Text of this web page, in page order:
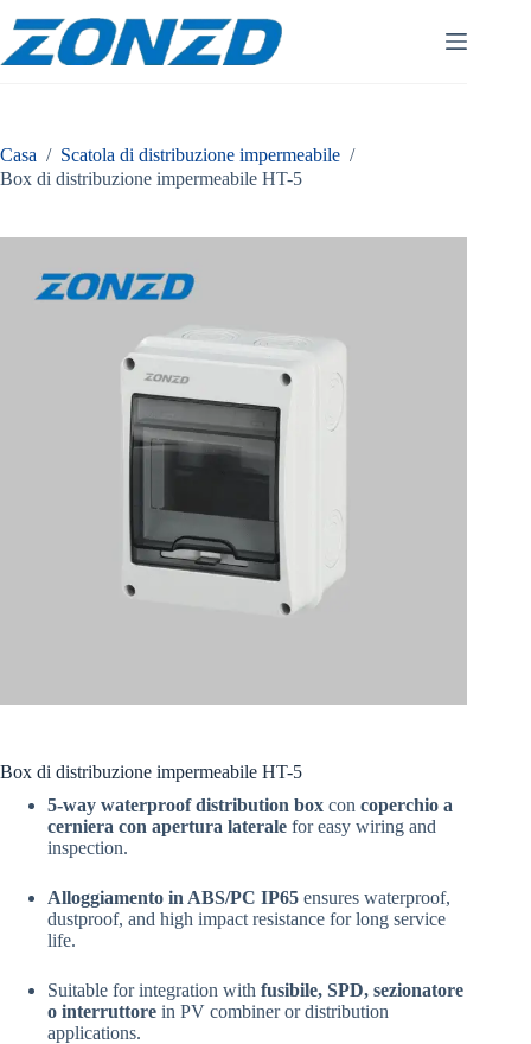
contenuto
Casa / Scatola di distribuzione impermeabile /
Box di distribuzione impermeabile HT-5
Box di distribuzione impermeabile HT-5
5-way waterproof distribution box con coperchio a
cerniera con apertura laterale for easy wiring and
inspection.
Alloggiamento in ABS/PC IP65 ensures waterproof,
dustproof, and high impact resistance for long service
life.
Suitable for integration with fusibile, SPD, sezionatore
o interruttore in PV combiner or distribution
applications.